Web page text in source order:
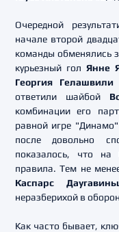
Очередной
начале второй
команды обменялись
курьезный голЯнне
Георгия Гелашвили
ответили шайбой
комбинации его
равной игре
после довольно
показалось, что
правила. Тем не
Каспарс
неразберихой в
Как часто бывает,